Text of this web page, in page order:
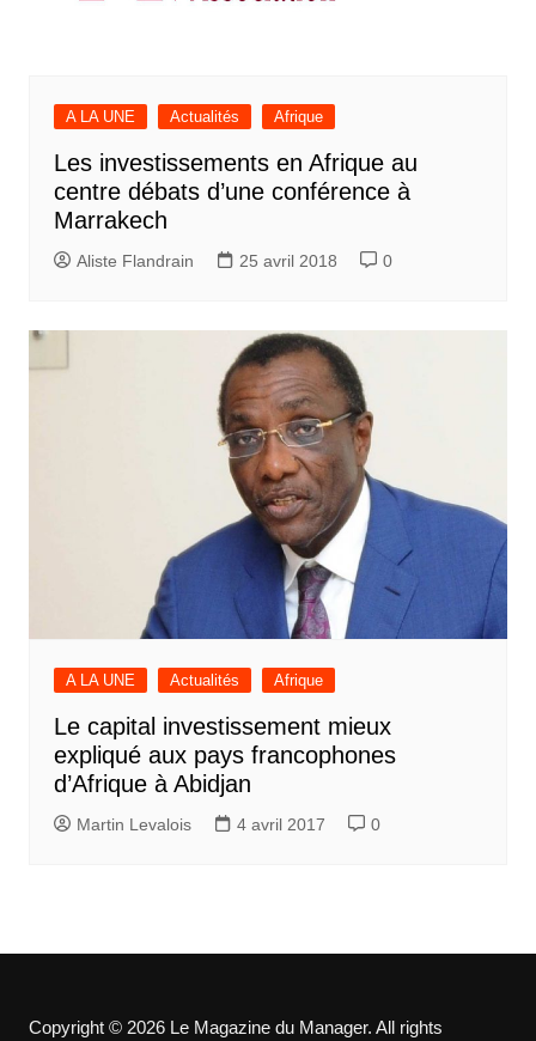
A LA UNE Actualités Afrique
Les investissements en Afrique au
centre débats d’une conférence à
Marrakech
Aliste Flandrain 25 avril 2018 0
A LA UNE Actualités Afrique
Le capital investissement mieux
expliqué aux pays francophones
d’Afrique à Abidjan
Martin Levalois 4 avril 2017 0
Copyright © 2026 Le Magazine du Manager. All rights